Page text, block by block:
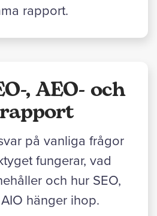
rapport.
, AEO- och
på vanliga frågor
fungerar, vad
och hur SEO,
hänger ihop.